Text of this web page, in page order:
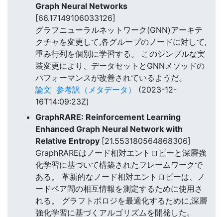
Graph Neural Networks
[66.17149106033126]
グラフニューラルネットワーク(GNN)アーキテ
クチャを変更して,各グループのノードに対して,
重み行列を個別に学習する。 このシンプルな実
装変更により、データセットとGNNメソッドの
パフォーマンスが改善されているようだ。
論文 参考訳（メタデータ）
(2023-12-
16T14:09:23Z)
GraphRARE: Reinforcement Learning
Enhanced Graph Neural Network with
Relative Entropy [21.553180564868306]
GraphRAREはノード相対エントロピーと深層強
化学習に基づいて構築されたフレームワークで
ある。 革新的なノード相対エントロピーは、ノ
ードペア間の相互情報を測定するために使用さ
れる。 グラフトポロジを最適化するために,深層
強化学習に基づくアルゴリズムを開発した。